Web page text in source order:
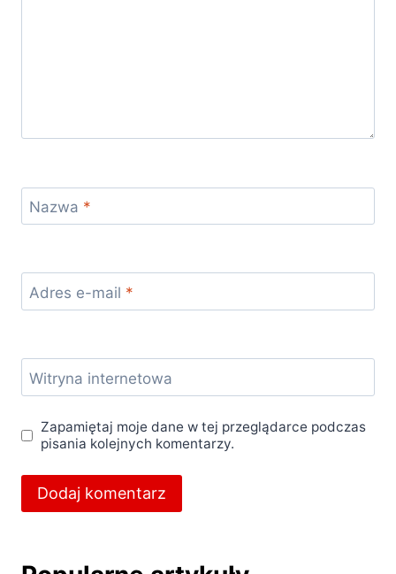
Nazwa *
Adres e-mail *
Witryna internetowa
Zapamiętaj moje dane w tej przeglądarce podczas
pisania kolejnych komentarzy.